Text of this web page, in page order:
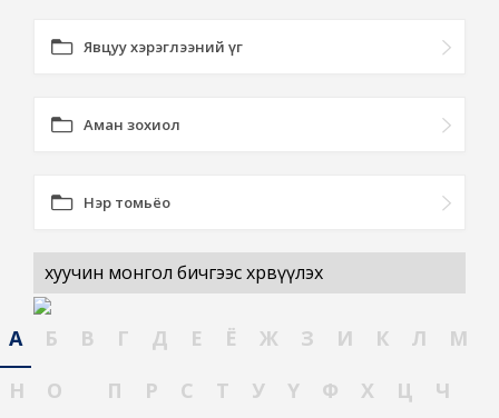
Явцуу хэрэглээний үг
Аман зохиол
Нэр томьёо
хуучин монгол бичгээс хөрвүүлэх
А Б В Г Д Е Ё Ж З И К Л
М
Н
О П Р С Т У Ү Ф Х Ц
Ч